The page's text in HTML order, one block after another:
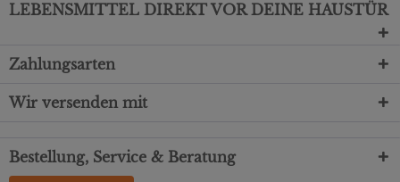
LEBENSMITTEL DIREKT VOR DEINE HAUSTÜR
Zahlungsarten
Wir versenden mit
Bestellung, Service & Beratung